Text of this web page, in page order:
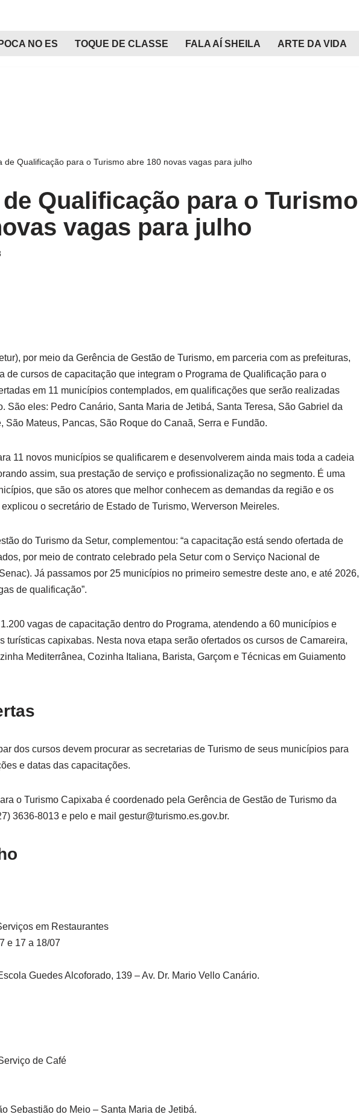
POCA NO ES TOQUE DE CLASSE FALA AÍ SHEILA ARTE DA VIDA
de Qualificação para o Turismo abre 180 novas vagas para julho
Qualificação para o Turismo
vagas para julho
por meio da Gerência de Gestão de Turismo, em parceria com as prefeituras,
de cursos de capacitação que integram o Programa de Qualificação para o
em 11 municípios contemplados, em qualificações que serão realizadas
São eles: Pedro Canário, Santa Maria de Jetibá, Santa Teresa, São Gabriel da
São Mateus, Pancas, São Roque do Canaã, Serra e Fundão.
11 novos municípios se qualificarem e desenvolverem ainda mais toda a cadeia
assim, sua prestação de serviço e profissionalização no segmento. É uma
que são os atores que melhor conhecem as demandas da região e os
o secretário de Estado de Turismo, Werverson Meireles.
do Turismo da Setur, complementou: “a capacitação está sendo ofertada de
por meio de contrato celebrado pela Setur com o Serviço Nacional de
Já passamos por 25 municípios no primeiro semestre deste ano, e até 2026,
de qualificação”.
vagas de capacitação dentro do Programa, atendendo a 60 municípios e
turísticas capixabas. Nesta nova etapa serão ofertados os cursos de Camareira,
Mediterrânea, Cozinha Italiana, Barista, Garçom e Técnicas em Guiamento
dos cursos devem procurar as secretarias de Turismo de seus municípios para
e datas das capacitações.
o Turismo Capixaba é coordenado pela Gerência de Gestão de Turismo da
3636-8013 e pelo e mail gestur@turismo.es.gov.br.
em Restaurantes
e 17 a 18/07
Guedes Alcoforado, 139 – Av. Dr. Mario Vello Canário.
de Café
Sebastião do Meio – Santa Maria de Jetibá.